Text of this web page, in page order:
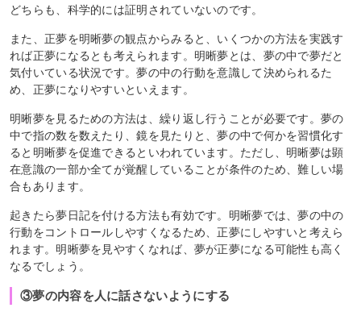
どちらも、科学的には証明されていないのです。
また、正夢を明晰夢の観点からみると、いくつかの方法を実践す
れば正夢になるとも考えられます。明晰夢とは、夢の中で夢だと
気付いている状況です。夢の中の行動を意識して決められるた
め、正夢になりやすいといえます。
明晰夢を見るための方法は、繰り返し行うことが必要です。夢の
中で指の数を数えたり、鏡を見たりと、夢の中で何かを習慣化す
ると明晰夢を促進できるといわれています。ただし、明晰夢は顕
在意識の一部か全てが覚醒していることが条件のため、難しい場
合もあります。
起きたら夢日記を付ける方法も有効です。明晰夢では、夢の中の
行動をコントロールしやすくなるため、正夢にしやすいと考えら
れます。明晰夢を見やすくなれば、夢が正夢になる可能性も高く
なるでしょう。
③夢の内容を人に話さないようにする